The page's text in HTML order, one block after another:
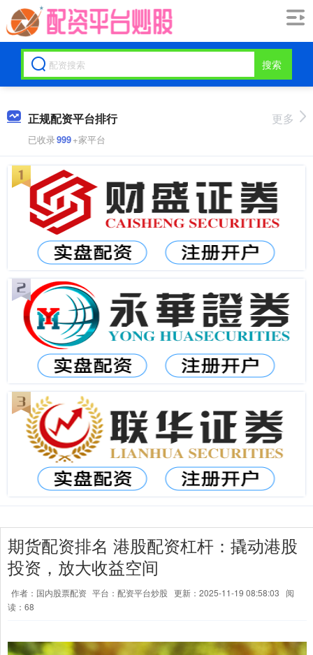
搜索
正规配资平台排行
已收录999+家平台
更多
期货配资排名 港股配资杠杆：撬动港股
投资，放大收益空间
作者：国内股票配资 平台：配资平台炒股 更新：2025-11-19 08:58:03
阅
读：68